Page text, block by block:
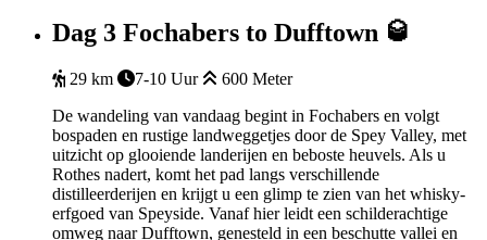
Dag 3 Fochabers to Dufftown 🥃
29 km 7-10 Uur
600 Meter
De wandeling van vandaag begint in Fochabers en volgt
bospaden en rustige landweggetjes door de Spey Valley, met
uitzicht op glooiende landerijen en beboste heuvels. Als u
Rothes nadert, komt het pad langs verschillende
distilleerderijen en krijgt u een glimp te zien van het whisky-
erfgoed van Speyside. Vanaf hier leidt een schilderachtige
omweg naar Dufftown, genesteld in een beschutte vallei en